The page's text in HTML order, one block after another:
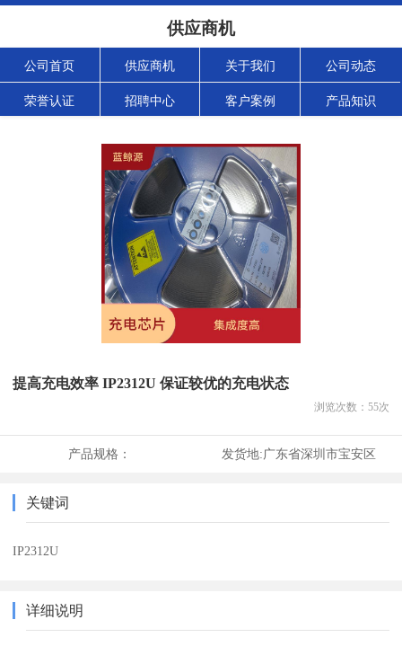
供应商机
公司首页 供应商机 关于我们 公司动态
荣誉认证 招聘中心 客户案例 产品知识
提高充电效率 IP2312U 保证较优的充电状态
浏览次数： 55次
产品规格： 发货地:广东省深圳市宝安区
关键词
IP2312U
详细说明